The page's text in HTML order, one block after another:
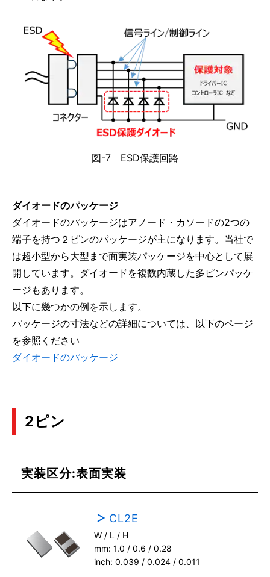
図-7 ESD保護回路
ダイオードのパッケージ
ダイオードのパッケージはアノード・カソードの2つの
端子を持つ２ピンのパッケージが主になります。当社で
は超小型から大型まで面実装パッケージを中心として展
開しています。ダイオードを複数内蔵した多ピンパッケ
ージもあります。
以下に幾つかの例を示します。
パッケージの寸法などの詳細については、以下のページ
を参照ください
ダイオードのパッケージ
2ピン
実装区分:表面実装
CL2E
W / L / H
mm: 1.0 / 0.6 / 0.28
inch: 0.039 / 0.024 / 0.011